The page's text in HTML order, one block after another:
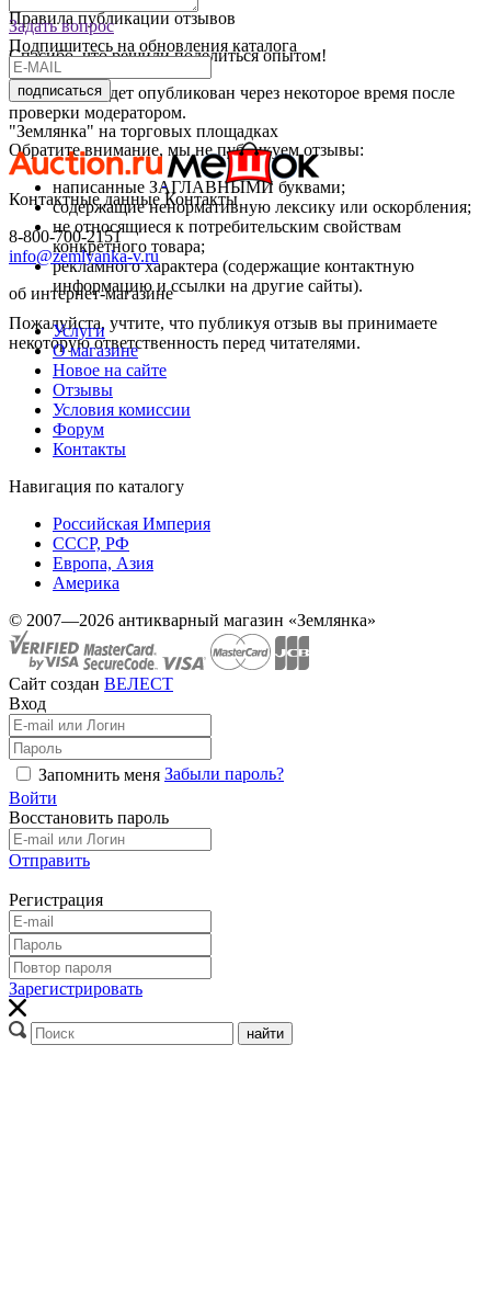
Правила публикации отзывов
Спасибо, что решили поделиться опытом!
Ваш отзыв будет опубликован через некоторое время после
проверки модератором.
Обратите внимание, мы не публикуем отзывы:
написанные ЗАГЛАВНЫМИ буквами;
содержащие ненормативную лексику или оскорбления;
не относящиеся к потребительским свойствам
конкретного товара;
рекламного характера (содержащие контактную
информацию и ссылки на другие сайты).
Пожалуйста, учтите, что публикуя отзыв вы принимаете
некоторую ответственность перед читателями.
Задать вопрос
Подпишитесь на обновления каталога
подписаться
"Землянка" на торговых площадках
Контактные данные Контакты
8-800-700-2151
info@zemlyanka-v.ru
об интернет-магазине
Услуги
О магазине
Новое на сайте
Отзывы
Условия комиссии
Форум
Контакты
Навигация по каталогу
Российская Империя
СССР, РФ
Европа, Азия
Америка
© 2007—2026 антикварный магазин «Землянка»
Сайт создан ВЕЛЕСТ
Вход
Запомнить меня Забыли пароль?
Войти
Восстановить пароль
Отправить
Регистрация
Зарегистрировать
найти